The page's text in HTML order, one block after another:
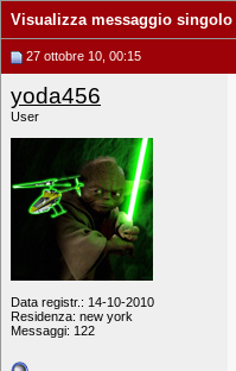
Visualizza messaggio singolo
27 ottobre 10, 00:15
yoda456
User
Data registr.: 14-10-2010
Residenza: new york
Messaggi: 122